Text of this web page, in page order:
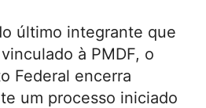
último integrante que
à PMDF, o
Federal encerra
um processo iniciado